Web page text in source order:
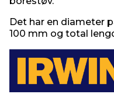
Det har en diameter
100 mm og total